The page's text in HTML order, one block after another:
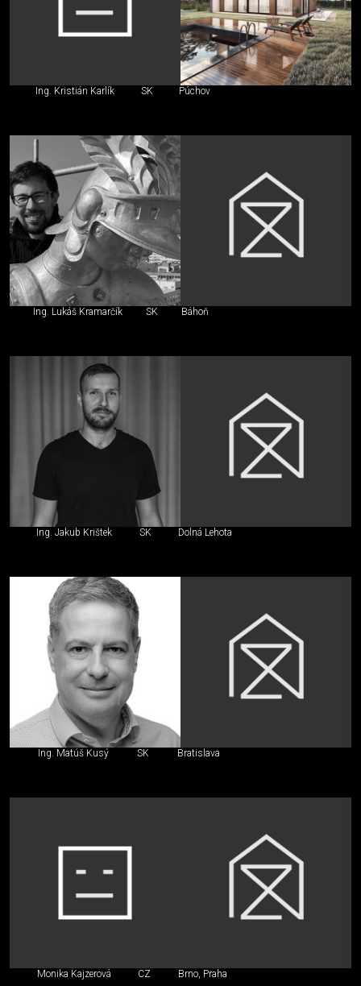
Ing. Kristián Karlík SK Púchov
Ing. Lukáš Kramarčík SK Báhoň
Ing. Jakub Krištek SK Dolná Lehota
Ing. Matúš Kusý SK Bratislava
Monika Kajzerová CZ Brno, Praha